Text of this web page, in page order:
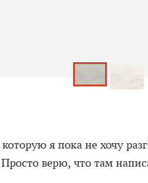
я пока не хочу
верю, что там